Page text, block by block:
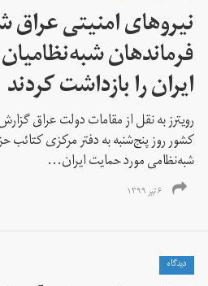
نیروهای امنیتی عراق
فرماندهان
ایران را بازداشت کردند
رویترز به نقل از مقامات دولت عراق
کشور روز پنج‌شنبه به دفتر مرکزی کتائب
شبه‌نظامی مورد حمایت ایران...
۶ تیر ۱۳۹۹
دیدگاه